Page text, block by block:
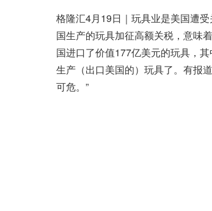
格隆汇4月19日｜玩具业是美国遭
国生产的玩具加征高额关税，意味
国进口了价值177亿美元的玩具，
生产（出口美国的）玩具了。有报
可危。”